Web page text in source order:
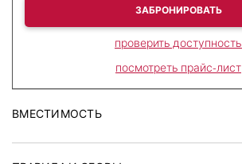
ЗАБРОНИРОВАТЬ
проверить доступность
посмотреть прайс-лист
ВМЕСТИМОСТЬ